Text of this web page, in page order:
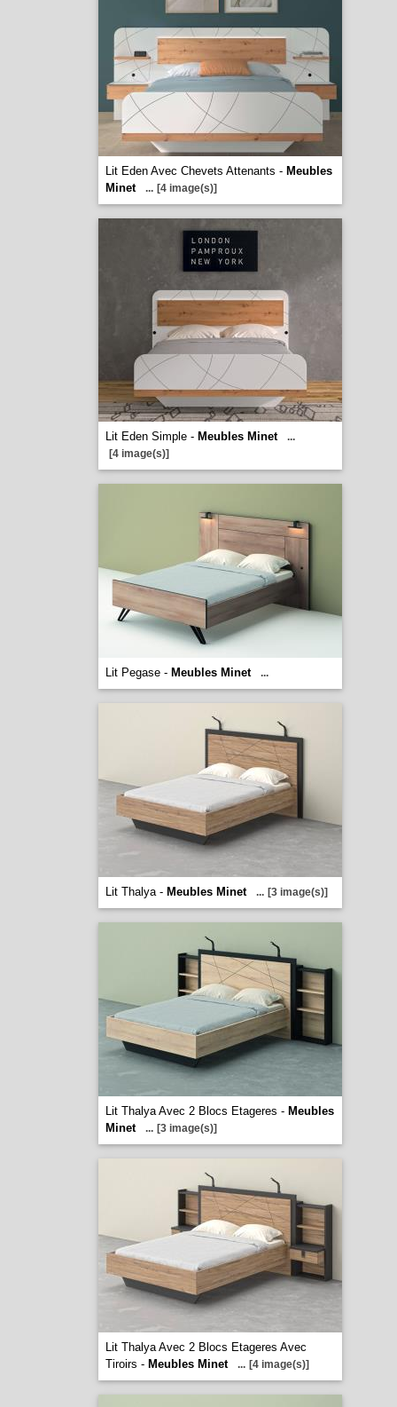
Lit Eden Avec Chevets Attenants - Meubles
Minet
... [4 image(s)]
Lit Eden Simple - Meubles Minet
...
[4 image(s)]
Lit Pegase - Meubles Minet ...
Lit Thalya - Meubles Minet ... [3 image(s)]
Lit Thalya Avec 2 Blocs Etageres - Meubles
Minet
... [3 image(s)]
Lit Thalya Avec 2 Blocs Etageres Avec
Tiroirs - Meubles Minet ... [4 image(s)]